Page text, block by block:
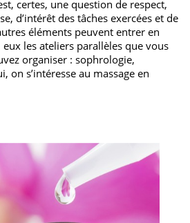
certes, une question de respect,
d’intérêt des tâches exercées et de
éléments peuvent entrer en
les ateliers parallèles que vous
organiser : sophrologie,
on s’intéresse au massage en